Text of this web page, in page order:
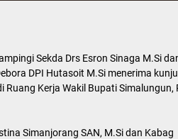
Sekda Drs Esron Sinaga M.Si
DPI Hutasoit M.Si menerima
Kerja Wakil Bupati Simalungun,
Simanjorang SAN, M.Si dan Kabag